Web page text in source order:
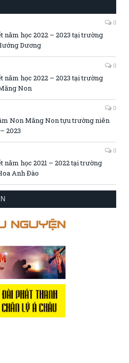
0
năm học 2022 – 2023 tại trường
Dương
0
năm học 2022 – 2023 tại trường
Non
0
Non Măng Non tựu trường niên
2023
0
năm học 2021 – 2022 tại trường
Anh Đào